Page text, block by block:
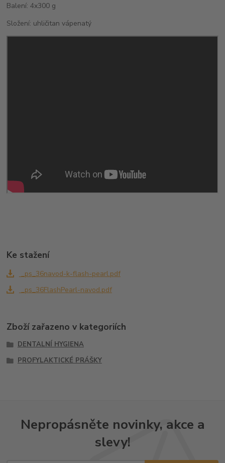
Balení: 4x300 g
Složení: uhličitan vápenatý
Ke stažení
_ps_36navod-k-flash-pearl.pdf
_ps_36FlashPearl-navod.pdf
Zboží zařazeno v kategoriích
DENTALNÍ HYGIENA
PROFYLAKTICKÉ PRÁŠKY
Nepropásněte novinky, akce a
slevy!